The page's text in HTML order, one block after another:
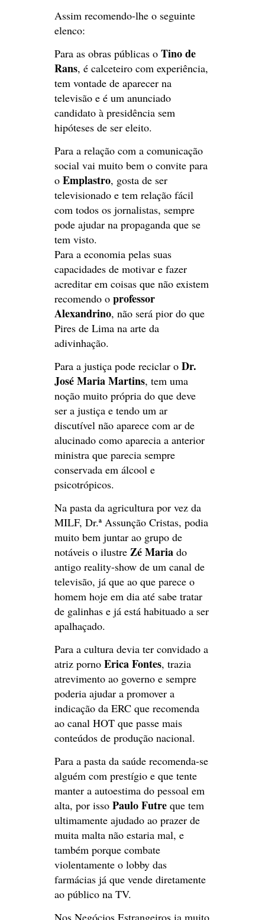
Assim recomendo-lhe o seguinte
elenco:
Para as obras públicas o Tino de
Rans, é calceteiro com experiência,
tem vontade de aparecer na
televisão e é um anunciado
candidato à presidência sem
hipóteses de ser eleito.
Para a relação com a comunicação
social vai muito bem o convite para
o Emplastro, gosta de ser
televisionado e tem relação fácil
com todos os jornalistas, sempre
pode ajudar na propaganda que se
tem visto.
Para a economia pelas suas
capacidades de motivar e fazer
acreditar em coisas que não existem
recomendo o professor
Alexandrino, não será pior do que
Pires de Lima na arte da
adivinhação.
Para a justiça pode reciclar o Dr.
José Maria Martins, tem uma
noção muito própria do que deve
ser a justiça e tendo um ar
discutível não aparece com ar de
alucinado como aparecia a anterior
ministra que parecia sempre
conservada em álcool e
psicotrópicos.
Na pasta da agricultura por vez da
MILF, Dr.ª Assunção Cristas, podia
muito bem juntar ao grupo de
notáveis o ilustre Zé Maria do
antigo reality-show de um canal de
televisão, já que ao que parece o
homem hoje em dia até sabe tratar
de galinhas e já está habituado a ser
apalhaçado.
Para a cultura devia ter convidado a
atriz porno Erica Fontes, trazia
atrevimento ao governo e sempre
poderia ajudar a promover a
indicação da ERC que recomenda
ao canal HOT que passe mais
conteúdos de produção nacional.
Para a pasta da saúde recomenda-se
alguém com prestígio e que tente
manter a autoestima do pessoal em
alta, por isso Paulo Futre que tem
ultimamente ajudado ao prazer de
muita malta não estaria mal, e
também porque combate
violentamente o lobby das
farmácias já que vende diretamente
ao público na TV.
Nos Negócios Estrangeiros ia muito